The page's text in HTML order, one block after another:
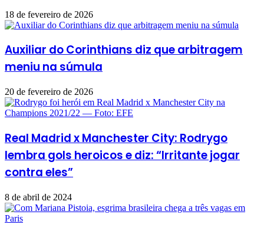
18 de fevereiro de 2026
Auxiliar do Corinthians diz que arbitragem
meniu na súmula
20 de fevereiro de 2026
Real Madrid x Manchester City: Rodrygo
lembra gols heroicos e diz: “Irritante jogar
contra eles”
8 de abril de 2024